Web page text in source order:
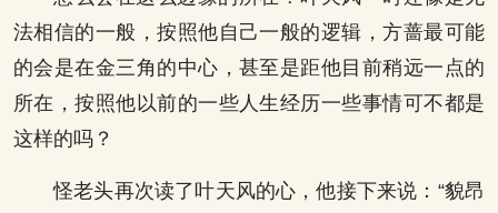
法相信的一般，按照他自己一般的逻辑，方蔷最可能
的会是在金三角的中心，甚至是距他目前稍远一点的
所在，按照他以前的一些人生经历一些事情可不都是
这样的吗？
怪老头再次读了叶天风的心，他接下来说：“貌昂